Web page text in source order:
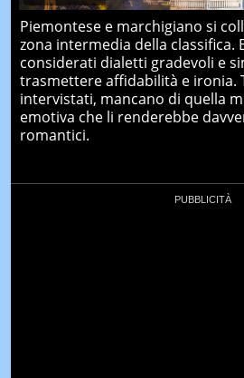
Piemontese e marchigiano si
zona intermedia della classifica.
considerati dialetti gradevoli e
trasmettere affidabilità e ironia.
intervistati, mancano di quella
emotiva che li renderebbe
romantici.